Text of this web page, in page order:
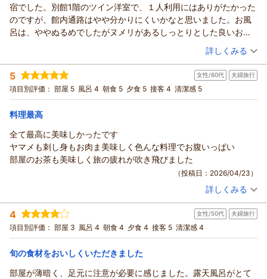
宿でした。別館1階のツイン洋室で、１人利用にはありがたかった
のですが、館内通路はやや分かりにくいかなと思いました。お風
呂は、ややぬるめでしたがヌメリがあるしっとりとした良いお湯
で、何回も入らせて頂きましたが、朝の最後の入浴でカランとシ
ャワーが使えないという「えっ」と思うアクシデントがありまし
た。
九曜紋コースの夕食はとても美味しく、外国のスタッフさんの対
応も素晴らしく、朝食も味量とも充分でした。
囲気があり、更にハイカーの方にもお勧めの温泉地かと思いまし
た。
また行きたい宿でした。
（投稿日：2026/04/24）
宿泊時期： 2026年04月宿泊 (一人旅)
投稿者： H.Oさん(男性/60代)
宿泊プラン： 【じゃらんスペシャルウィーク】一人旅プラン｜スタンダード
［九曜紋コース］ワンランク上の和会席料理
ツイン 朝・夕
宿泊価格帯：
詳しくみる
5 女性/60代 夫婦旅行
項目別評価： 部屋 5 風呂 4 朝食 5 夕食 5 接客 4 清潔感 5
料理最高
全て最高に美味しかったです
ヤマメも刺し身もお肉ま美味しく色んな料理でお腹いっぱい
部屋のお茶も美味しく旅の疲れが吹き飛びました
（投稿日：2026/04/23）
投稿者： かっぺさん(女性/60代)
宿泊プラン： 【じゃらんのお得な10日間】スタンダードプラン｜寸又峡で過
ごす癒しの休日「なにもしない贅沢」を味わう
和室 朝・夕
宿泊価格帯： 16,001～17,000円(大人一人あたり/税込)
詳しくみる
4 女性/50代 夫婦旅行
項目別評価： 部屋 3 風呂 4 朝食 4 夕食 4 接客 5 清潔感 4
旬の食材をおいしくいただきました
部屋が薄暗く、足元に注意が必要に感じました。露天風呂がとて